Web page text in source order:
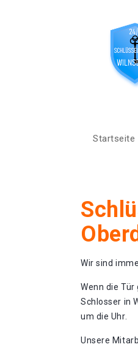
Startseite
Wir sind
Wenn die
Schlosser in
um die Uhr.
Unsere